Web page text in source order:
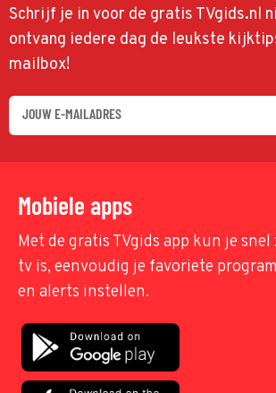
Schrijf je in voor de gratis TVgids.nl
ontvang iedere dag de leukste
mailbox!
Mobiele apps
Met de gratis TVgids app kun je
tv is, eenvoudig je favoriete
en alerts instellen.